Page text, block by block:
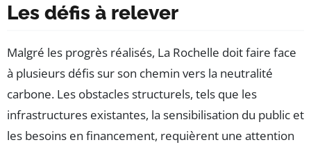
Les défis à relever
Malgré les progrès réalisés, La Rochelle doit faire face
à plusieurs défis sur son chemin vers la neutralité
carbone. Les obstacles structurels, tels que les
infrastructures existantes, la sensibilisation du public et
les besoins en financement, requièrent une attention